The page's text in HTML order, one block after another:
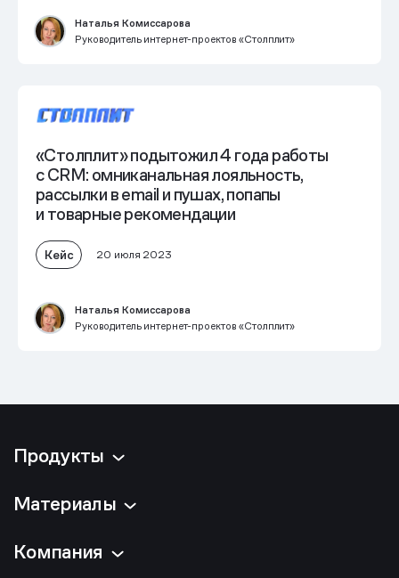
Наталья Комиссарова
Руководитель интернет-проектов «Столплит»
«Столплит» подытожил 4 года работы
с CRM: омниканальная лояльность,
рассылки в email и пушах, попапы
и товарные рекомендации
Кейс 20 июля 2023
Наталья Комиссарова
Руководитель интернет-проектов «Столплит»
Продукты
Материалы
Компания